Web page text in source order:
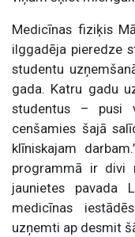
Medicīnas fiziķis
ilggadēja pieredze
studentu
gada. Katru gadu
studentus – pusi
cenšamies šajā
klīniskajam
programmā ir divi
jaunietes pavada
medicīnas
uzņemti ap desmit